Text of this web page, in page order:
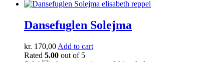
Dansefuglen Solejma
kr. 170,00 Add to cart
Rated 5.00 out of 5